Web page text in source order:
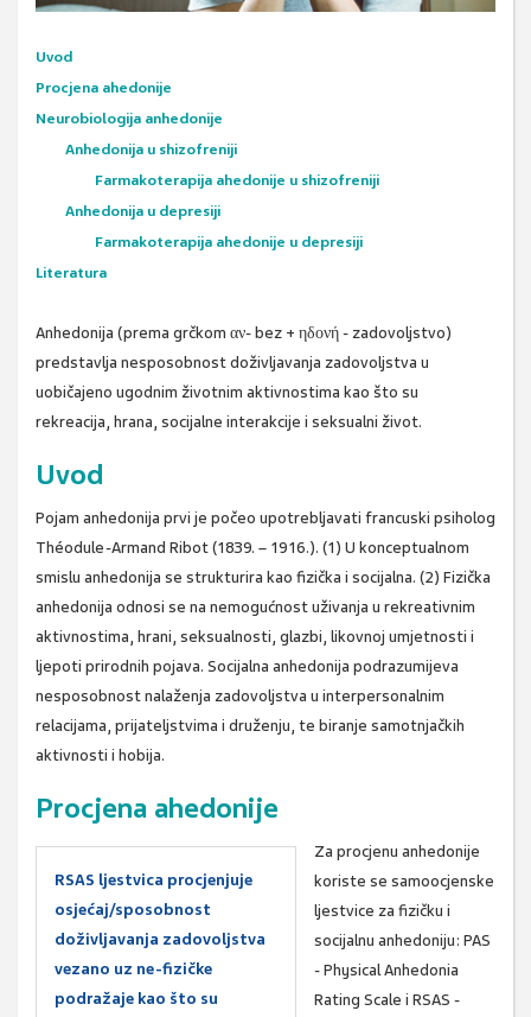
Uvod
Procjena ahedonije
Neurobiologija anhedonije
Anhedonija u shizofreniji
Farmakoterapija ahedonije u shizofreniji
Anhedonija u depresiji
Farmakoterapija ahedonije u depresiji
Literatura
Anhedonija (prema grčkom αν- bez + ηδονή - zadovoljstvo)
predstavlja nesposobnost doživljavanja zadovoljstva u
uobičajeno ugodnim životnim aktivnostima kao što su
rekreacija, hrana, socijalne interakcije i seksualni život.
Uvod
Pojam anhedonija prvi je počeo upotrebljavati francuski psiholog
Théodule-Armand Ribot (1839. – 1916.). (1) U konceptualnom
smislu anhedonija se strukturira kao fizička i socijalna. (2) Fizička
anhedonija odnosi se na nemogućnost uživanja u rekreativnim
aktivnostima, hrani, seksualnosti, glazbi, likovnoj umjetnosti i
ljepoti prirodnih pojava. Socijalna anhedonija podrazumijeva
nesposobnost nalaženja zadovoljstva u interpersonalnim
relacijama, prijateljstvima i druženju, te biranje samotnjačkih
aktivnosti i hobija.
Procjena ahedonije
RSAS ljestvica procjenjuje
osjećaj/sposobnost
doživljavanja zadovoljstva
vezano uz ne-fizičke
podražaje kao što su
Za procjenu anhedonije
koriste se samoocjenske
ljestvice za fizičku i
socijalnu anhedoniju: PAS
- Physical Anhedonia
Rating Scale i RSAS -